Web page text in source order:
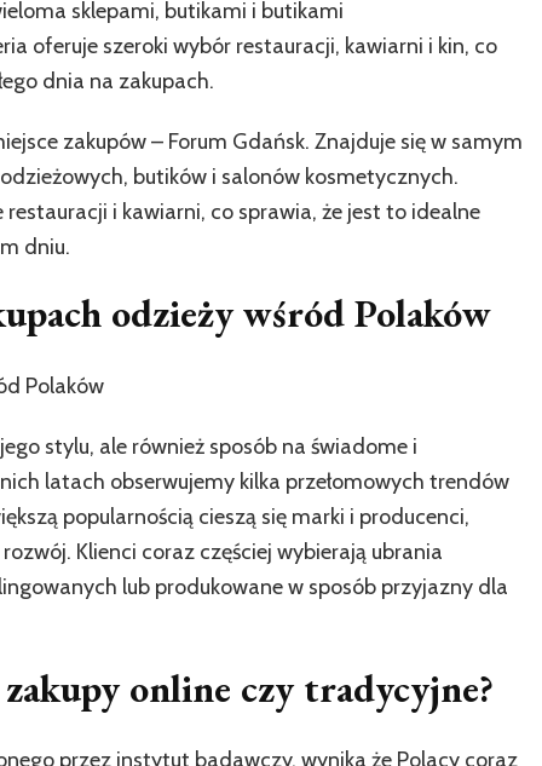
sklepami, butikami i butikami
oferuje szeroki wybór restauracji, kawiarni i kin, co
dnia na zakupach.
zakupów – Forum Gdańsk. Znajduje się w samym
butików i salonów kosmetycznych.
i kawiarni, co sprawia, że jest to idealne
dniu.
odzieży wśród Polaków
Polaków
stylu, ale również sposób na świadome i
latach obserwujemy kilka przełomowych trendów
popularnością cieszą się marki i producenci,
Klienci coraz częściej wybierają ubrania
lub produkowane w sposób przyjazny dla
online czy tradycyjne?
przez instytut badawczy, wynika że Polacy coraz